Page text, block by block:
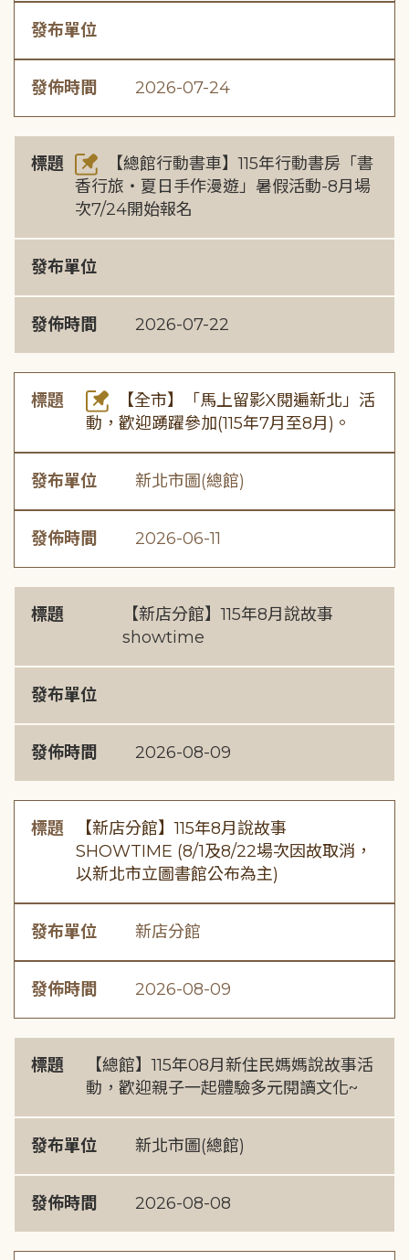
發布單位
發佈時間 2026-07-24
標題
【總館行動書車】115年行動書房「書
香行旅・夏日手作漫遊」暑假活動-8月場
次7/24開始報名
發布單位
發佈時間 2026-07-22
標題
【全市】「馬上留影X閱遍新北」活
動，歡迎踴躍參加(115年7月至8月)。
發布單位 新北市圖(總館)
發佈時間 2026-06-11
標題
【新店分館】115年8月說故事
showtime
發布單位
發佈時間 2026-08-09
標題
【新店分館】115年8月說故事
SHOWTIME (8/1及8/22場次因故取消，
以新北市立圖書館公布為主)
發布單位 新店分館
發佈時間 2026-08-09
標題
【總館】115年08月新住民媽媽說故事活
動，歡迎親子一起體驗多元閱讀文化~
發布單位 新北市圖(總館)
發佈時間 2026-08-08